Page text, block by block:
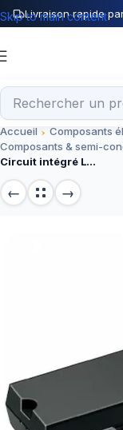
Livraison rapide
Skip to main content
Accueil
Composants
Composants & semi-
Circuit intégré LTC1535C5M